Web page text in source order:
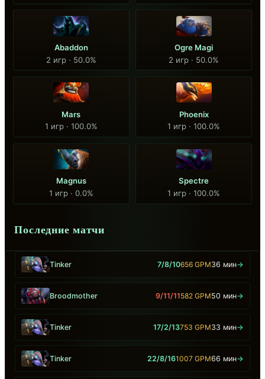
Abaddon
2 игр · 50.0%
Ogre Magi
2 игр · 50.0%
Mars
1 игр · 100.0%
Phoenix
1 игр · 100.0%
Magnus
1 игр · 0.0%
Spectre
1 игр · 100.0%
Последние матчи
Tinker 7/8/10656 GPM36 мин→
Broodmother 9/11/11582 GPM50 мин→
Tinker 17/2/13753 GPM33 мин→
Tinker 22/8/161007 GPM66 мин→